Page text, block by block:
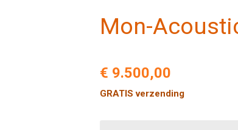
Mon-
€ 9.500,00
GRATIS verzending